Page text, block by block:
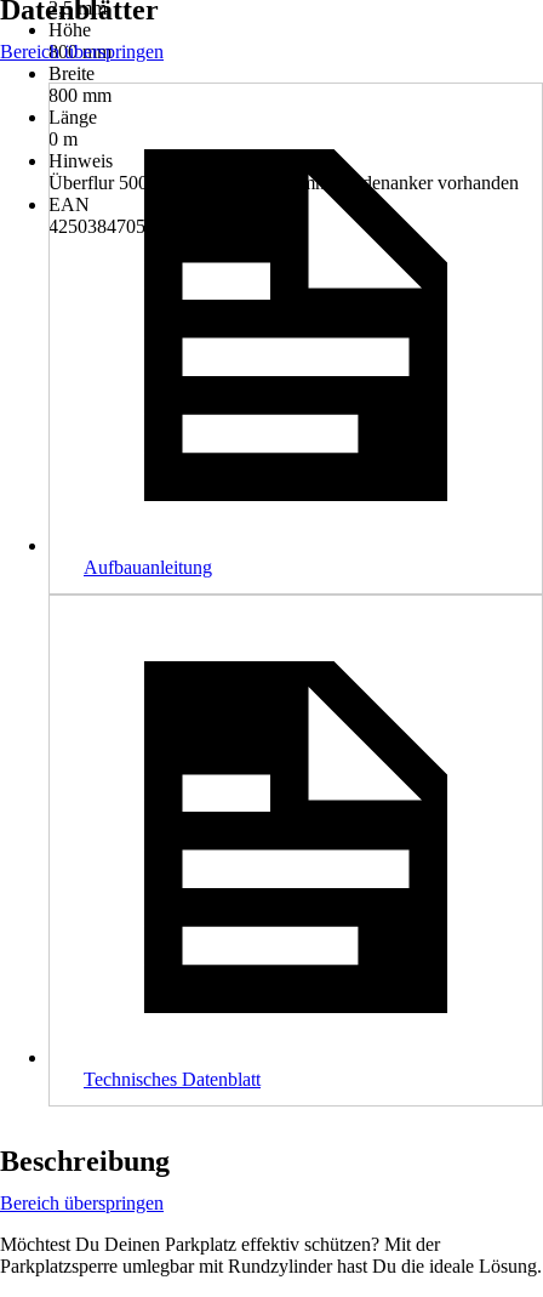
2,5 mm
Höhe
800 mm
Breite
800 mm
Länge
0 m
Hinweis
Überflur 500 mm, Unterflur 300 mm, Bodenanker vorhanden
EAN
4250384705787
Datenblätter
Bereich überspringen
Aufbauanleitung
Technisches Datenblatt
Beschreibung
Bereich überspringen
Möchtest Du Deinen Parkplatz effektiv schützen? Mit der
Parkplatzsperre umlegbar mit Rundzylinder hast Du die ideale Lösung.